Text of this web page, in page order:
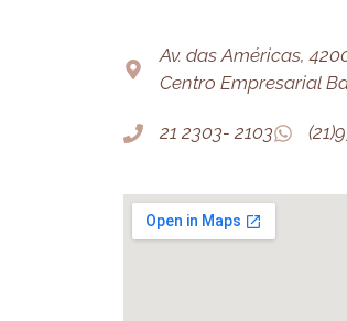
Av. das Américas,
Centro Empresarial
21 2303- 2103